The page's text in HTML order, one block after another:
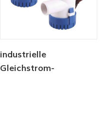
industrielle
Gleichstrom-